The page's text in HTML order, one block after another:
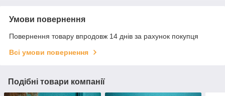
Умови повернення
Повернення товару впродовж 14 днів за рахунок покупця
Всі умови повернення
Подібні товари компанії